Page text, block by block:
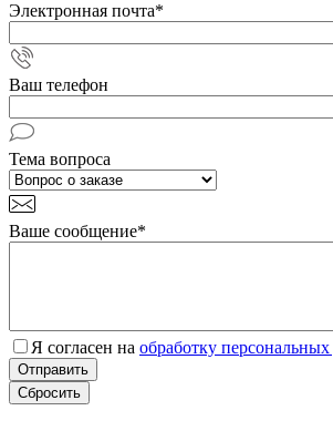
Электронная почта*
Ваш телефон
Тема вопроса
Ваше сообщение*
Я согласен на обработку